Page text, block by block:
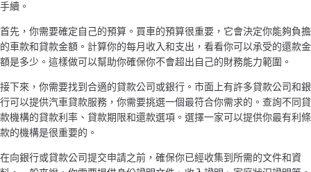
手續。
首先，你需要確定自己的預算。買車的預算很重要，它會決定你能夠負擔
的車款和貸款金額。計算你的每月收入和支出，看看你可以承受的還款金
額是多少。這樣做可以幫助你確保你不會超出自己的財務能力範圍。
接下來，你需要找到合適的貸款公司或銀行。市面上有許多貸款公司和銀
行可以提供汽車貸款服務，你需要挑選一個最符合你需求的。查詢不同貸
款機構的貸款利率、貸款期限和還款選項。選擇一家可以提供你最有利條
款的機構是很重要的。
在向銀行或貸款公司提交申請之前，確保你已經收集到所需的文件和資